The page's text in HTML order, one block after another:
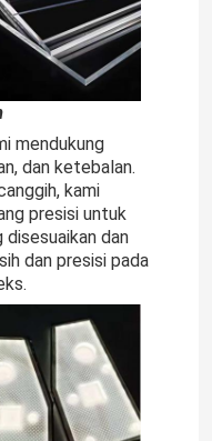
mendukung
dan ketebalan.
kami
presisi untuk
dan
dan presisi pada